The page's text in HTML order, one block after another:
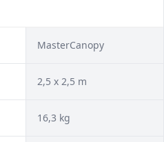
MasterCanopy
2,5 x 2,5 m
16,3 kg